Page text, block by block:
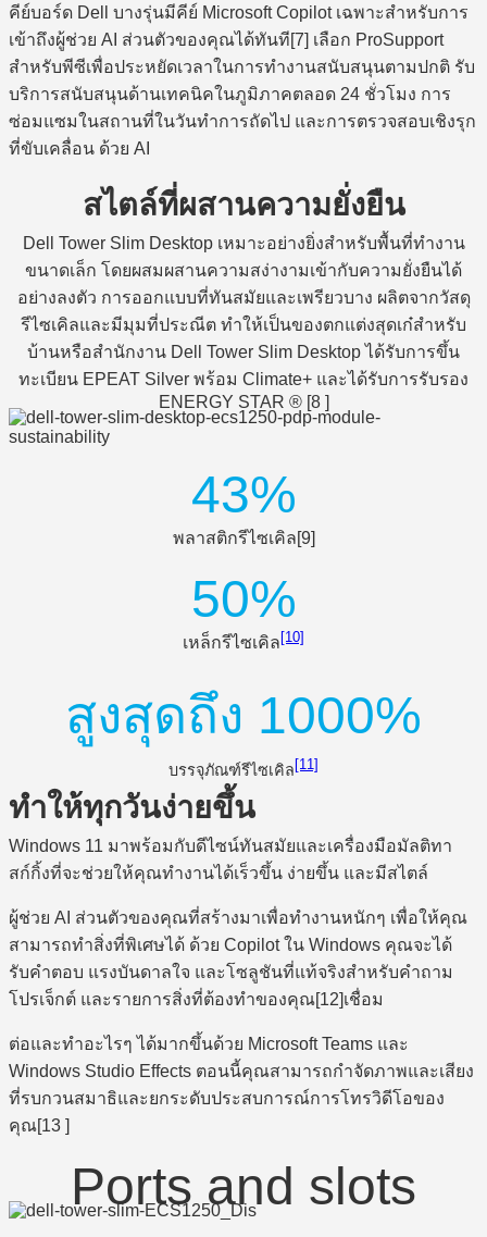
คีย์บอร์ด Dell บางรุ่นมีคีย์ Microsoft Copilot เฉพาะสำหรับการ
เข้าถึงผู้ช่วย AI ส่วนตัวของคุณได้ทันที[7] เลือก ProSupport
สำหรับพีซีเพื่อประหยัดเวลาในการทำงานสนับสนุนตามปกติ รับ
บริการสนับสนุนด้านเทคนิคในภูมิภาคตลอด 24 ชั่วโมง การ
ซ่อมแซมในสถานที่ในวันทำการถัดไป และการตรวจสอบเชิงรุก
ที่ขับเคลื่อน ด้วย AI
สไตล์ที่ผสานความยั่งยืน
Dell Tower Slim Desktop เหมาะอย่างยิ่งสำหรับพื้นที่ทำงาน
ขนาดเล็ก โดยผสมผสานความสง่างามเข้ากับความยั่งยืนได้
อย่างลงตัว การออกแบบที่ทันสมัยและเพรียวบาง ผลิตจากวัสดุ
รีไซเคิลและมีมุมที่ประณีต ทำให้เป็นของตกแต่งสุดเก๋สำหรับ
บ้านหรือสำนักงาน Dell Tower Slim Desktop ได้รับการขึ้น
ทะเบียน EPEAT Silver พร้อม Climate+ และได้รับการรับรอง
ENERGY STAR ® [8 ]
43%
พลาสติกรีไซเคิล[9]
50%
เหล็กรีไซเคิล[10]
สูงสุดถึง 1000%
บรรจุภัณฑ์รีไซเคิล [11]
ทำให้ทุกวันง่ายขึ้น
Windows 11 มาพร้อมกับดีไซน์ทันสมัยและเครื่องมือมัลติทา
สก์กิ้งที่จะช่วยให้คุณทำงานได้เร็วขึ้น ง่ายขึ้น และมีสไตล์
ผู้ช่วย AI ส่วนตัวของคุณที่สร้างมาเพื่อทำงานหนักๆ เพื่อให้คุณ
สามารถทำสิ่งที่พิเศษได้ ด้วย Copilot ใน Windows คุณจะได้
รับคำตอบ แรงบันดาลใจ และโซลูชันที่แท้จริงสำหรับคำถาม
โปรเจ็กต์ และรายการสิ่งที่ต้องทำของคุณ[12]เชื่อม
ต่อและทำอะไรๆ ได้มากขึ้นด้วย Microsoft Teams และ
Windows Studio Effects ตอนนี้คุณสามารถกำจัดภาพและเสียง
ที่รบกวนสมาธิและยกระดับประสบการณ์การโทรวิดีโอของ
คุณ[13 ]
Ports and slots